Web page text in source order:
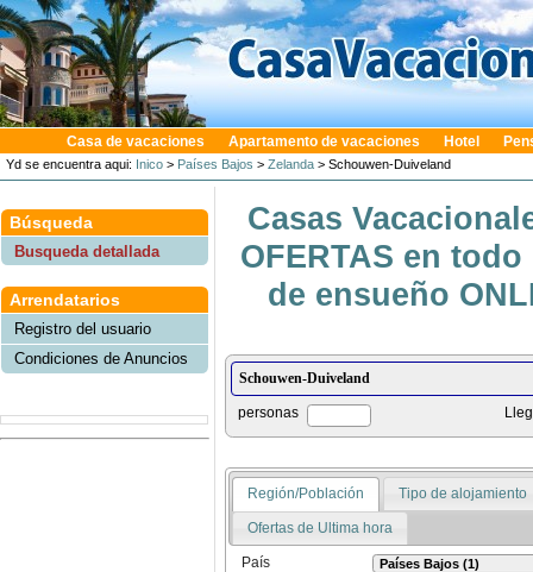
Casa de vacaciones Apartamento de vacaciones Hotel
Yd se encuentra aqui: Inico > Países Bajos > Zelanda > Schouwen-Duiveland
Búsqueda
Busqueda detallada
Arrendatarios
Registro del usuario
Condiciones de Anuncios
Casas
OFERTAS en
de ensueño
personas
Región/Población Tipo de alojamiento
Ofertas de Ultima hora
País